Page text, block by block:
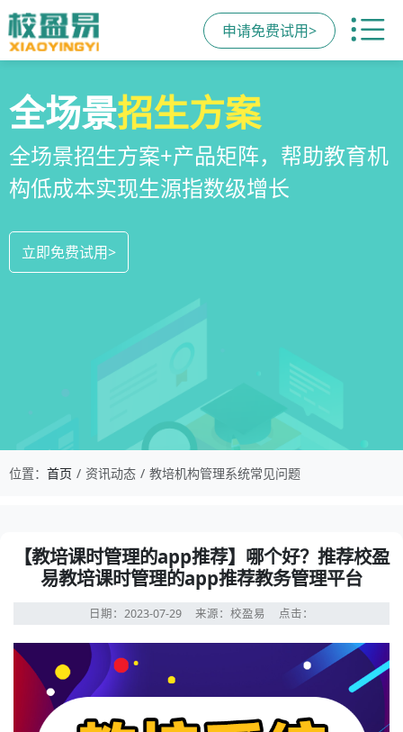
申请免费试用>
校区运营管理系统
教培机构数字化全场景运营管理系统，
全方位解决学校经营管理难题
立即免费试用>
全场景招生方案
全场景招生方案+产品矩阵，帮助教育机
构低成本实现生源指数级增长
立即免费试用>
教培机构小程序
一部手机链接机构、学员、家长，管理
更便捷，互动零距离，体验更满意
立即免费试用>
位置： 首页 资讯动态 教培机构管理系统常见问题
【教培课时管理的app推荐】哪个好？推荐校盈
易教培课时管理的app推荐教务管理平台
日期：2023-07-29 来源：校盈易 点击：